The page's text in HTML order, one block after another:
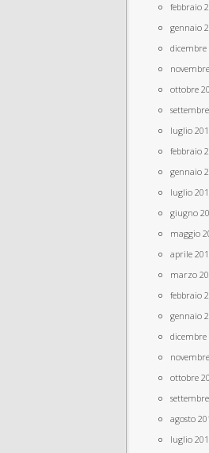
febbraio
gennaio
dicembre
ottobre
luglio
febbraio
gennaio
luglio
giugno
maggio
aprile
marzo
febbraio
gennaio
dicembre
ottobre
agosto
luglio